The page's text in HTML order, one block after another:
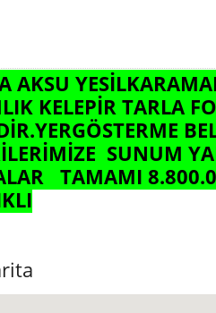
AKSU
KELEPİR TARLA
SUNUM
TAMAMI